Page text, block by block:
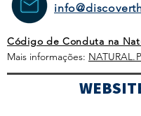
Código de Conduta na
Mais informações: NATURAL